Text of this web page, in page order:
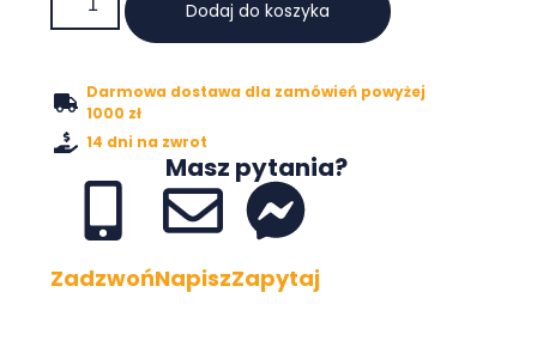
Dodaj do koszyka
Darmowa dostawa dla zamówień powyżej
1000 zł
14 dni na zwrot
Masz pytania?
ZadzwońNapiszZapytaj